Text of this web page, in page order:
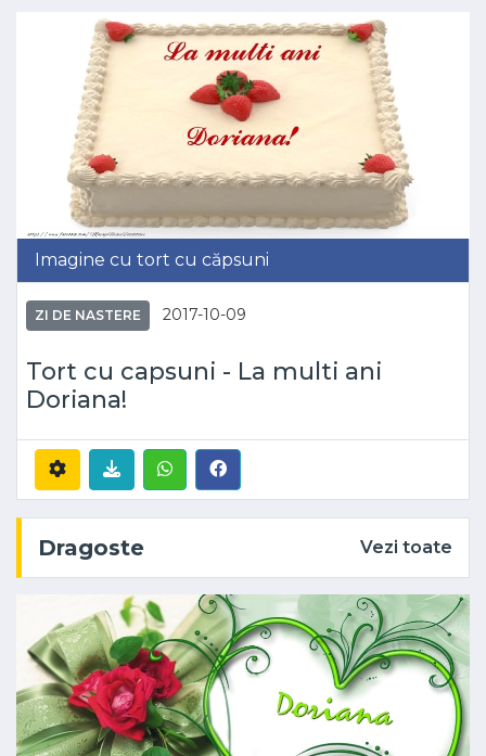
Imagine cu tort cu căpsuni
ZI DE NASTERE 2017-10-09
Tort cu capsuni - La multi ani
Doriana!
Dragoste Vezi toate